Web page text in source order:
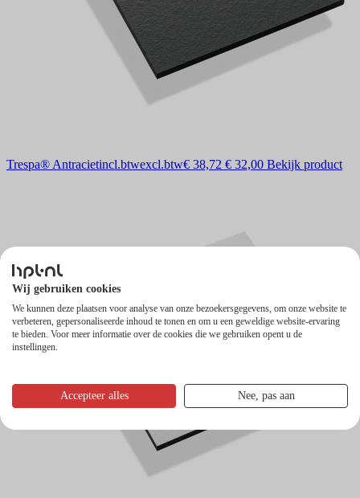
Trespa® Antracietincl.btwexcl.btw€ 38,72 € 32,00 Bekijk product
Wij gebruiken cookies
We kunnen deze plaatsen voor analyse van onze bezoekersgegevens, om onze website te
verbeteren, gepersonaliseerde inhoud te tonen en om u een geweldige website-ervaring
te bieden. Voor meer informatie over de cookies die we gebruiken opent u de
instellingen.
Accepteer alles Nee, pas aan